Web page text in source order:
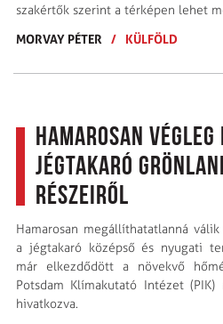
szakértők szerint a térképen lehet
MORVAY PÉTER
/ KÜLFÖLD
Hamarosan
jégtakaró
részeiről
Hamarosan megállíthatatlanná
a jégtakaró középső és nyugati
már elkezdődött a növekvő
Potsdam Klímakutató Intézet
hivatkozva.